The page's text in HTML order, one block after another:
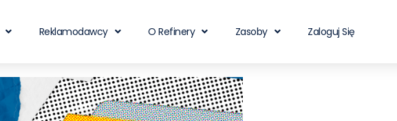
Reklamodawcy O Refinery Zasoby Zaloguj Się